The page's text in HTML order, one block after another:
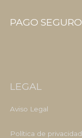
PAGO SEGURO
LEGAL
Aviso Legal
Política de privacidad